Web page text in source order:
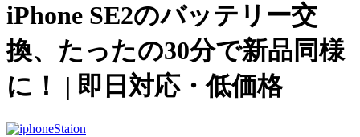
​iPhone SE2のバッテリー交
換、たったの30分で新品同様
に！ | 即日対応・低価格